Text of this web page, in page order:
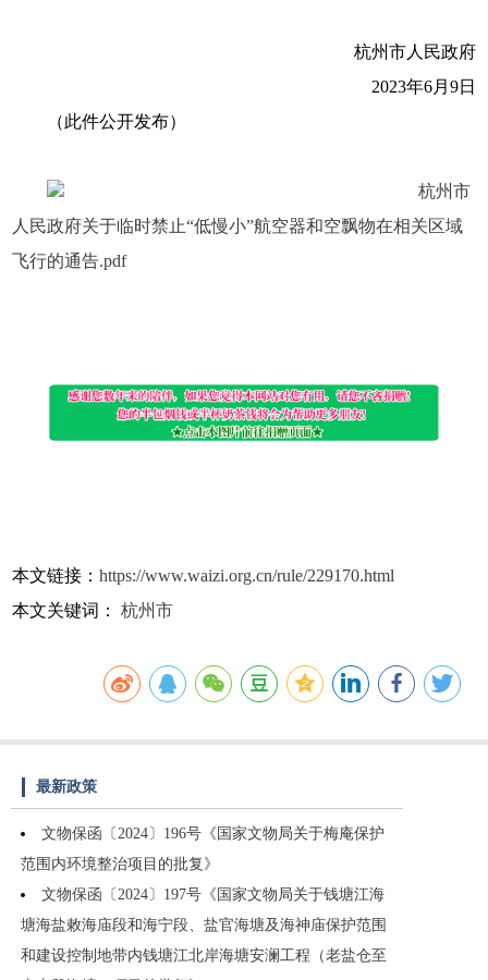
杭州市人民政府
2023年6月9日
（此件公开发布）
杭州市
人民政府关于临时禁止“低慢小”航空器和空飘物在相关区域
飞行的通告.pdf
本文链接：https://www.waizi.org.cn/rule/229170.html
本文关键词：杭州市
最新政策
文物保函〔2024〕196号《国家文物局关于梅庵保护
范围内环境整治项目的批复》
文物保函〔2024〕197号《国家文物局关于钱塘江海
塘海盐敕海庙段和海宁段、盐官海塘及海神庙保护范围
和建设控制地带内钱塘江北岸海塘安澜工程（老盐仓至